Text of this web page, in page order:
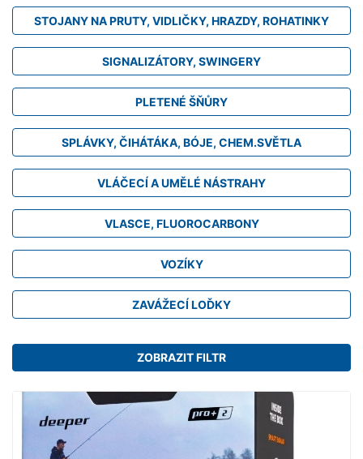
STOJANY NA PRUTY, VIDLIČKY, HRAZDY, ROHATINKY
SIGNALIZÁTORY, SWINGERY
PLETENÉ ŠŇŮRY
SPLÁVKY, ČIHÁTÁKA, BÓJE, CHEM.SVĚTLA
VLÁČECÍ A UMĚLÉ NÁSTRAHY
VLASCE, FLUOROCARBONY
VOZÍKY
ZAVÁŽECÍ LOĎKY
ZOBRAZIT FILTR